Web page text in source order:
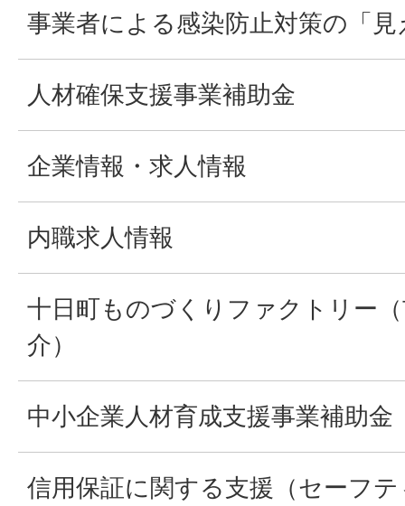
事業者による感染防止対策の「見
人材確保支援事業補助金
企業情報・求人情報
内職求人情報
十日町ものづくりファクトリー
介）
中小企業人材育成支援事業補助金
信用保証に関する支援（セーフ